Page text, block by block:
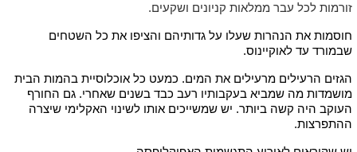
זורמות לכל עבר ממלאות קניונים ושקעים.
חוסמות את הנהרות שעלו על גדותיהם והציפו את כל השטחים
שבמורד עד לאוקיינוס.
הגזים הרעילים מרעילים את המים. כמעט כל אוכלוסיית בהמות הבית
מושמדות מה שמביא בעקבותיו רעב כבד בשנים שאחרי. גם החורף
העוקב היה קשה ביותר. יש שמשייכים אותו לשינוי האקלימי שיצרה
ההתפרצות.